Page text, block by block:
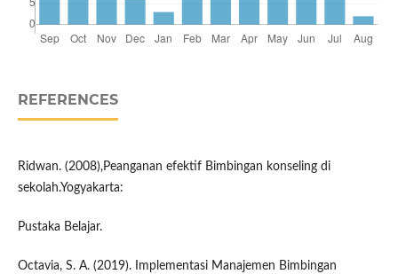
REFERENCES
Ridwan. (2008),Peanganan efektif Bimbingan konseling di
sekolah.Yogyakarta:
Pustaka Belajar.
Octavia, S. A. (2019). Implementasi Manajemen Bimbingan